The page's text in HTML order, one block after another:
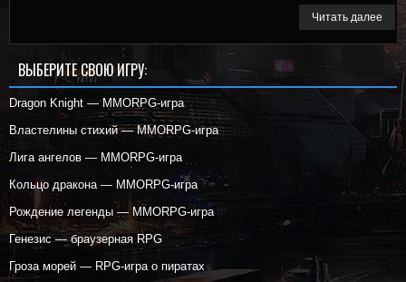
Читать далее
ВЫБЕРИТЕ СВОЮ ИГРУ:
Dragon Knight — MMORPG-игра
Властелины стихий — MMORPG-игра
Лига ангелов — MMORPG-игра
Кольцо дракона — MMORPG-игра
Рождение легенды — MMORPG-игра
Генезис — браузерная RPG
Гроза морей — RPG-игра о пиратах